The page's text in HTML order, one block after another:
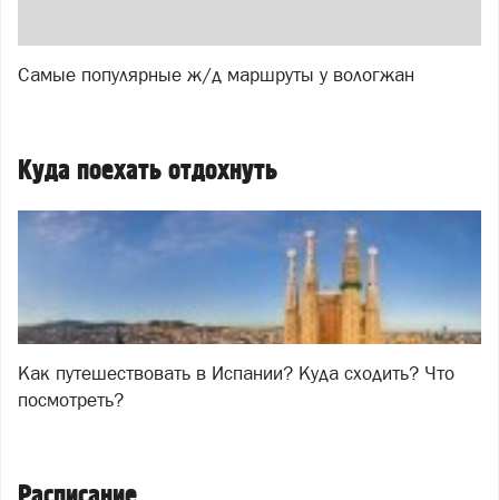
Самые популярные ж/д маршруты у вологжан
Куда поехать отдохнуть
Как путешествовать в Испании? Куда сходить? Что
посмотреть?